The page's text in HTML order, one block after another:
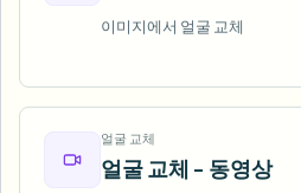
이미지에서 얼굴 교체
얼굴 교체
얼굴 교체 - 동영상